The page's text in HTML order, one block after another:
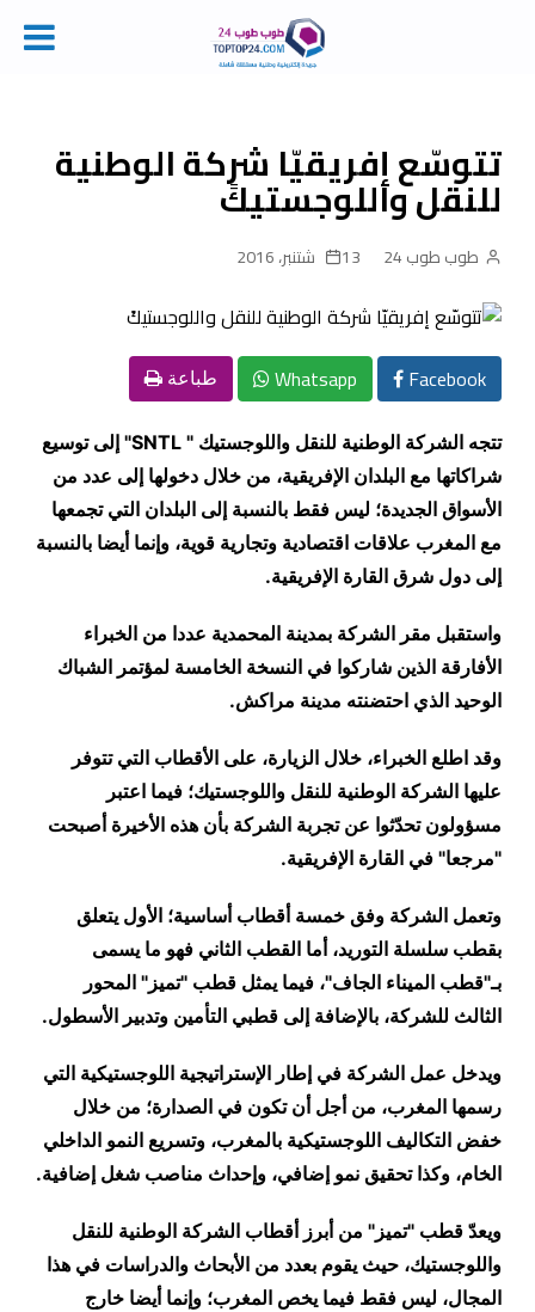
contentتتوسّع إفريقيّا شركة الوطنية
للنقل واللوجستيكً
طوب طوب 24 13 شتنبر، 2016
Facebook
Whatsapp طباعة
تتجه الشركة الوطنية للنقل واللوجستيك " SNTL" إلى توسيع
شراكاتها مع البلدان الإفريقية، من خلال دخولها إلى عدد من
الأسواق الجديدة؛ ليس فقط بالنسبة إلى البلدان التي تجمعها
مع المغرب علاقات اقتصادية وتجارية قوية، وإنما أيضا بالنسبة
إلى دول شرق القارة الإفريقية.
واستقبل مقر الشركة بمدينة المحمدية عددا من الخبراء
الأفارقة الذين شاركوا في النسخة الخامسة لمؤتمر الشباك
الوحيد الذي احتضنته مدينة مراكش.
وقد اطلع الخبراء، خلال الزيارة، على الأقطاب التي تتوفر
عليها الشركة الوطنية للنقل واللوجستيك؛ فيما اعتبر
مسؤولون تحدّثوا عن تجربة الشركة بأن هذه الأخيرة أصبحت
"مرجعا" في القارة الإفريقية.
وتعمل الشركة وفق خمسة أقطاب أساسية؛ الأول يتعلق
بقطب سلسلة التوريد، أما القطب الثاني فهو ما يسمى
بـ"قطب الميناء الجاف"، فيما يمثل قطب "تميز" المحور
الثالث للشركة، بالإضافة إلى قطبي التأمين وتدبير الأسطول.
ويدخل عمل الشركة في إطار الإستراتيجية اللوجستيكية التي
رسمها المغرب، من أجل أن تكون في الصدارة؛ من خلال
خفض التكاليف اللوجستيكية بالمغرب، وتسريع النمو الداخلي
الخام، وكذا تحقيق نمو إضافي، وإحداث مناصب شغل إضافية.
ويعدّ قطب "تميز" من أبرز أقطاب الشركة الوطنية للنقل
واللوجستيك، حيث يقوم بعدد من الأبحاث والدراسات في هذا
المجال، ليس فقط فيما يخص المغرب؛ وإنما أيضا خارج